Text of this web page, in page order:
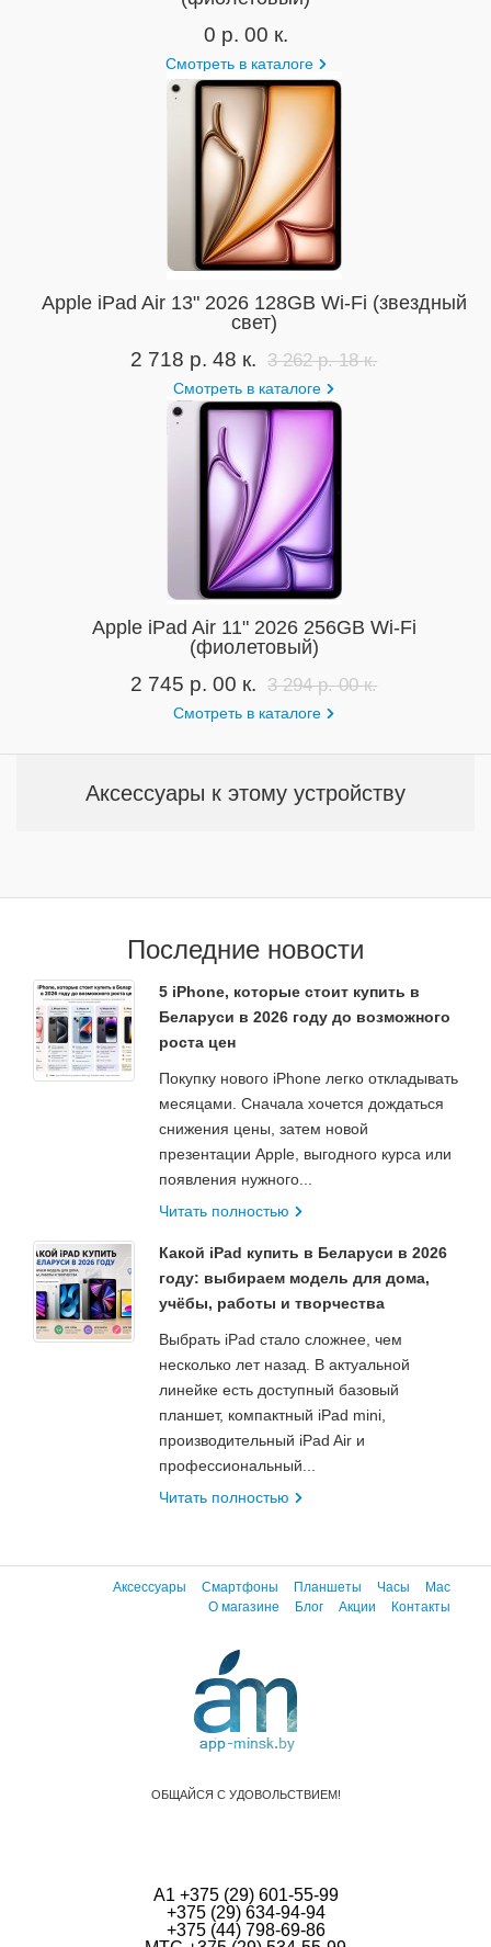
0 р. 00 к.
Смотреть в каталоге
Apple iPad Air 13" 2026 128GB Wi-Fi (звездный
свет)
2 718 р. 48 к. 3 262 р. 18 к.
Смотреть в каталоге
Apple iPad Air 11" 2026 256GB Wi-Fi
(фиолетовый)
2 745 р. 00 к. 3 294 р. 00 к.
Смотреть в каталоге
Аксессуары к этому устройству
Последние новости
5 iPhone, которые стоит купить в
Беларуси в 2026 году до возможного
роста цен
Покупку нового iPhone легко откладывать
месяцами. Сначала хочется дождаться
снижения цены, затем новой
презентации Apple, выгодного курса или
появления нужного...
Читать полностью
Какой iPad купить в Беларуси в 2026
году: выбираем модель для дома,
учёбы, работы и творчества
Выбрать iPad стало сложнее, чем
несколько лет назад. В актуальной
линейке есть доступный базовый
планшет, компактный iPad mini,
производительный iPad Air и
профессиональный...
Читать полностью
Аксессуары Смартфоны Планшеты Часы
Mac
О магазине
Блог Акции Контакты
ОБЩАЙСЯ С УДОВОЛЬСТВИЕМ!
А1 +375 (29) 601-55-99
+375 (29) 634-94-94
+375 (44) 798-69-86